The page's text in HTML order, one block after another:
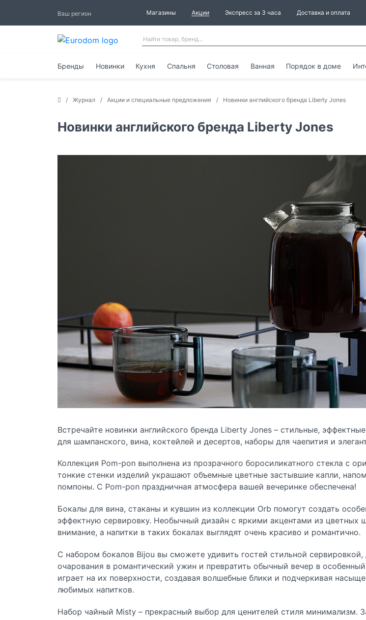
Ваш регион Магазины Акции Экспресс за 3 часа Доставка и оплата
Бренды Новинки Кухня Спальня Столовая Ванная Порядок в доме
Журнал Акции и специальные предложения Новинки английского бренда Liberty Jones
Новинки английского бренда Liberty Jones
Встречайте новинки английского бренда Liberty Jones – стильные,
для шампанского, вина, коктейлей и десертов, наборы для чаепития и
Коллекция Pom-pon выполнена из прозрачного боросиликатного стекла с
тонкие стенки изделий украшают объемные цветные застывшие капли,
помпоны. С Pom-pon праздничная атмосфера вашей вечеринке обеспечена!
Бокалы для вина, стаканы и кувшин из коллекции Orb помогут создать
эффектную сервировку. Необычный дизайн с яркими акцентами из цветных
внимание, а напитки в таких бокалах выглядят очень красиво и романтично.
С набором бокалов Bijou вы сможете удивить гостей стильной сервировкой,
очарования в романтический ужин и превратить обычный вечер в
играет на их поверхности, создавая волшебные блики и подчеркивая
любимых напитков.
Набор чайный Misty – прекрасный выбор для ценителей стиля минимализм.